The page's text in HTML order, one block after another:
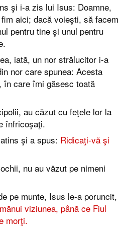
şi i-a zis lui Isus: Doamne,
aici; dacă voieşti, să facem
pentru tine şi unul pentru
iată, un nor strălucitor i-a
nor care spunea: Acesta
în care îmi găsesc toată
au căzut cu feţele lor la
înfricoşaţi.
şi a spus: Ridicaţi-vă şi
nu au văzut pe nimeni
pe munte, Isus le-a poruncit,
viziunea, până ce Fiul
morţi.